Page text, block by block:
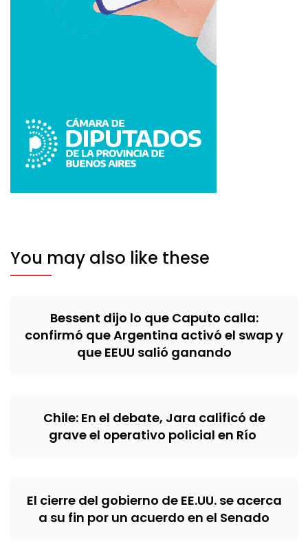
You may also like these
Bessent dijo lo que Caputo calla:
confirmó que Argentina activó el swap y
que EEUU salió ganando
Chile: En el debate, Jara calificó de
grave el operativo policial en Río
El cierre del gobierno de EE.UU. se acerca
a su fin por un acuerdo en el Senado